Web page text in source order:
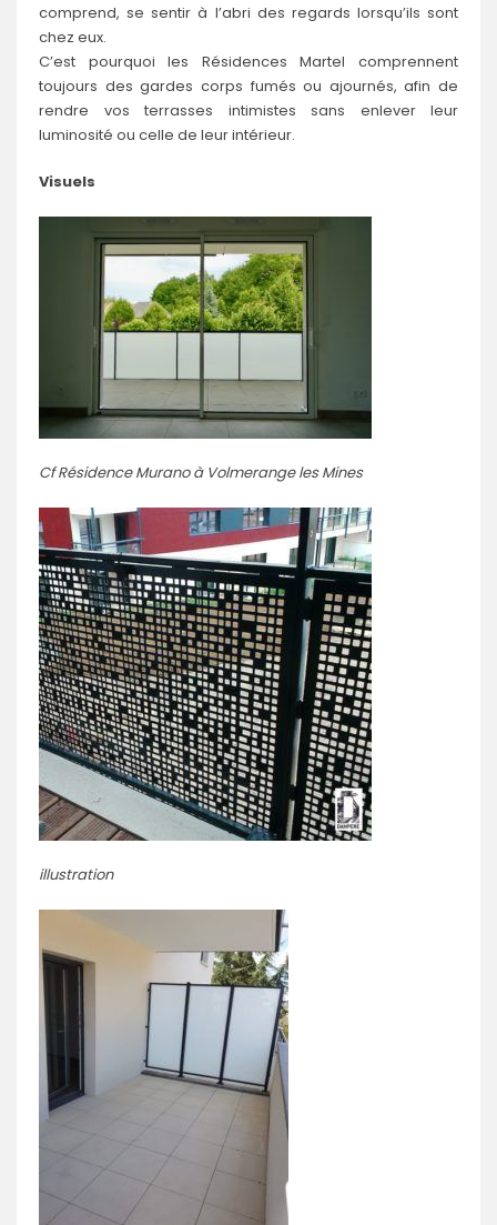
comprend, se sentir à l’abri des regards lorsqu’ils sont
chez eux.
C’est pourquoi les Résidences Martel comprennent
toujours des gardes corps fumés ou ajournés, afin de
rendre vos terrasses intimistes sans enlever leur
luminosité ou celle de leur intérieur.
Visuels
Cf Résidence Murano à Volmerange les Mines
illustration